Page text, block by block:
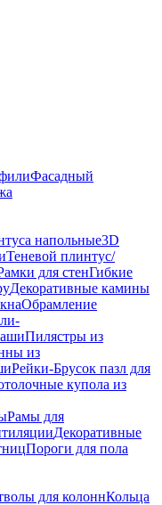
Фасадный
напольные3D
Теневой плинтус/
для стенГибкие
Декоративные камины
Обрамление
Пилястры из
из
Рейки-Брусок пазл для
купола из
Рамы для
Декоративные
Пороги для пола
для колоннКольца